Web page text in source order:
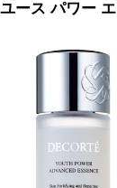
ース パワー